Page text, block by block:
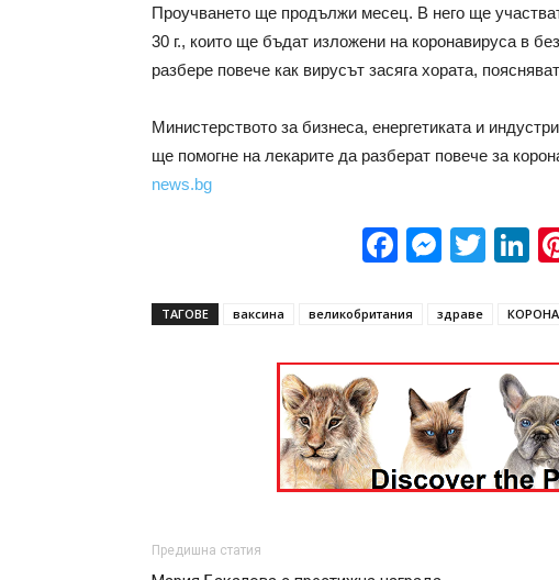
Проучването ще продължи месец. В него ще
30 г., които ще бъдат изложени на коронавируса в
разбере повече как вирусът засяга хората,
Министерството за бизнеса, енергетиката и
ще помогне на лекарите да разберат повече за
news.bg
Facebook
ТАГОВЕ ваксина великобритания здраве
Предишна статия